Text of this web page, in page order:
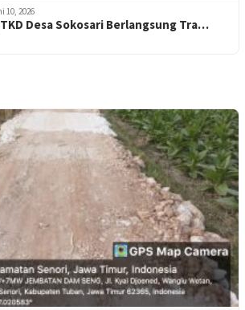
10, 2026
Desa Sokosari Berlangsung Tra…